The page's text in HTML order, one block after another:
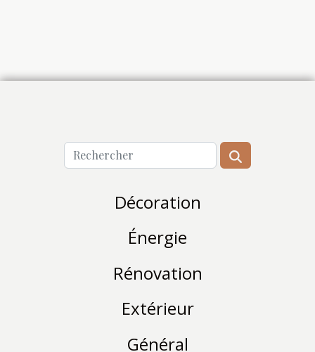
Décoration
Énergie
Rénovation
Extérieur
Général